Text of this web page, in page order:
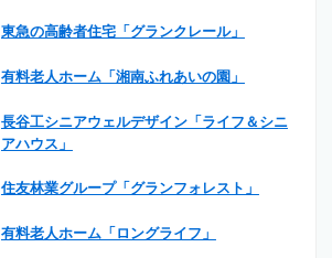
東急の高齢者住宅「グランクレール」
有料老人ホーム「湘南ふれあいの園」
長谷工シニアウェルデザイン「ライフ＆シニ
アハウス」
住友林業グループ「グランフォレスト」
有料老人ホーム「ロングライフ」